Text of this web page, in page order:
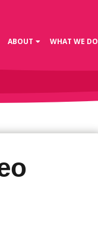
ABOUT WHAT WE DO